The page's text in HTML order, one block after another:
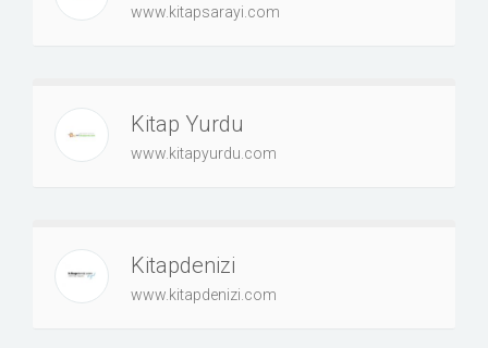
www.kitapsarayi.com
Kitap Yurdu
www.kitapyurdu.com
Kitapdenizi
www.kitapdenizi.com